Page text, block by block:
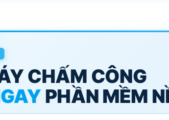
CHẤM CÔNG
PHẦN MỀM